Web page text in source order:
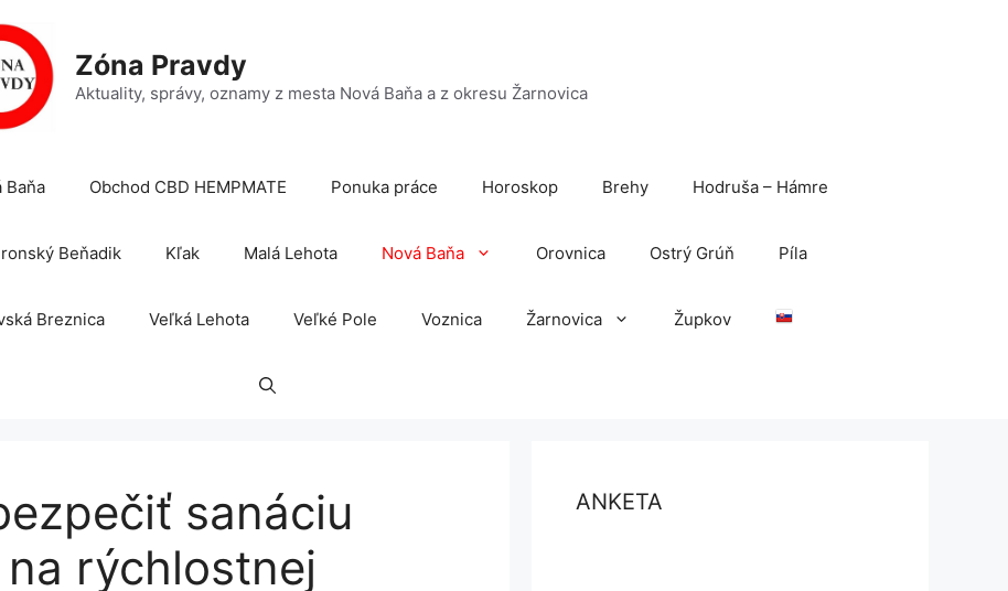
Zóna Pravdy
Aktuality, správy, oznamy z mesta Nová Baňa a z okresu Žarnovica
Baňa Obchod CBD HEMPMATE Ponuka práce Horoskop Brehy Hodruša – Hámre
Beňadik Kľak Malá Lehota Nová Baňa Orovnica Ostrý Grúň Píla
Breznica Veľká Lehota Veľké Pole Voznica Žarnovica Župkov
sanáciu
rýchlostnej
ANKETA